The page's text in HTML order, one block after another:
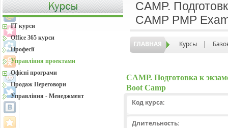
CAMP.
CAMP PMP
ГЛАВНАЯ Курсы |
CAMP. Подготовка к
Boot Camp
Код курса:
Длительность:
IT курси
Office 365 курси
Професії
Управління проектами
Офісні програми
Продаж Переговори
Управління - Менеджмент